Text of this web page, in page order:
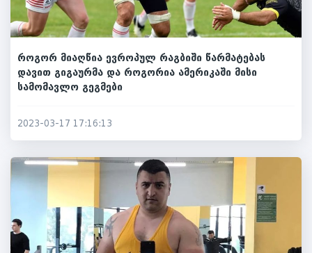
როგორ მიაღწია ევროპულ რაგბიში წარმატებას
დავით გიგაურმა და როგორია ამერიკაში მისი
სამომავლო გეგმები
2023-03-17 17:16:13